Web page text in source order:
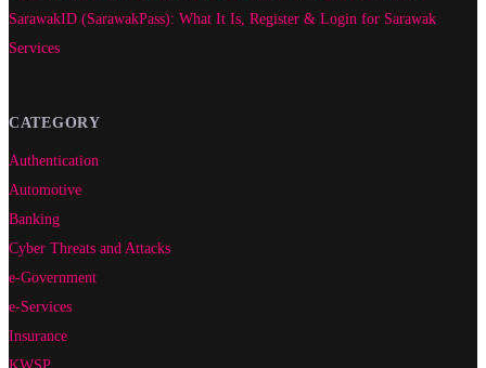
SarawakID (SarawakPass): What It Is, Register & Login for Sarawak
Services
CATEGORY
Authentication
Automotive
Banking
Cyber Threats and Attacks
e-Government
e-Services
Insurance